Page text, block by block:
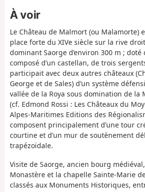
À voir
Le Château de Malmort (ou Malamorte)
place forte du XIVe siècle sur la rive
dominant Saorge d’environ 300 m ; doté
composé d’un castellan, de trois
participait avec deux autres châteaux
George et de Sales) d’un système
vallée de la Roya sous domination de la
(cf. Edmond Rossi : Les Châteaux du
Alpes-Maritimes Editions des
composent principalement d’une tour
courtine et d’un mur de soutènement
trapézoïdale.
Visite de Saorge, ancien bourg
Monastère et la chapelle Sainte-Marie
classés aux Monuments Historiques,